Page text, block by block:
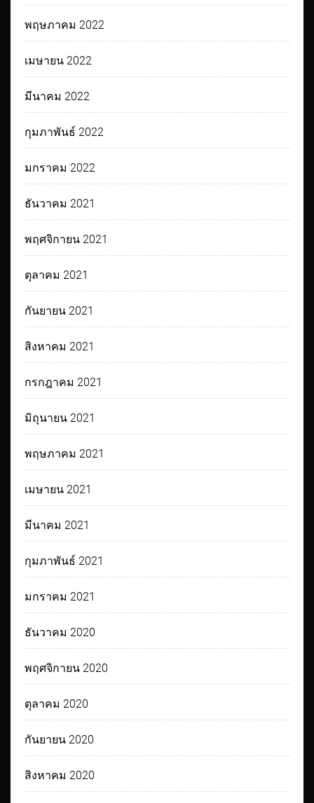
พฤษภาคม 2022
เมษายน 2022
มีนาคม 2022
กุมภาพันธ์ 2022
มกราคม 2022
ธันวาคม 2021
พฤศจิกายน 2021
ตุลาคม 2021
กันยายน 2021
สิงหาคม 2021
กรกฎาคม 2021
มิถุนายน 2021
พฤษภาคม 2021
เมษายน 2021
มีนาคม 2021
กุมภาพันธ์ 2021
มกราคม 2021
ธันวาคม 2020
พฤศจิกายน 2020
ตุลาคม 2020
กันยายน 2020
สิงหาคม 2020